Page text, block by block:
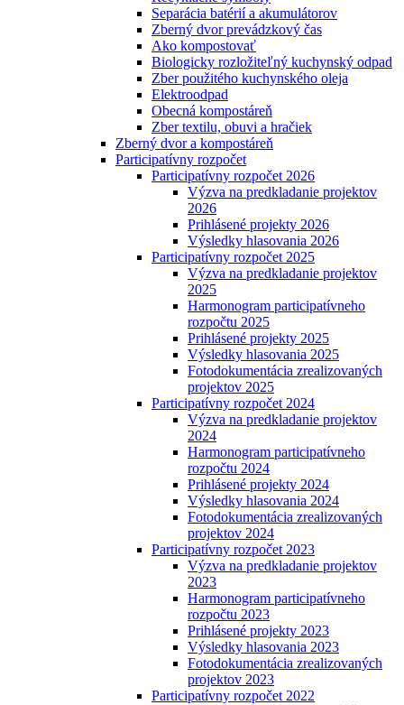
Separácia batérií a akumulátorov
Zberný dvor prevádzkový čas
Ako kompostovať
Biologicky rozložiteľný kuchynský odpad
Zber použitého kuchynského oleja
Elektroodpad
Obecná kompostáreň
Zber textilu, obuvi a hračiek
Zberný dvor a kompostáreň
Participatívny rozpočet
Participatívny rozpočet 2026
Výzva na predkladanie projektov
2026
Prihlásené projekty 2026
Výsledky hlasovania 2026
Participatívny rozpočet 2025
Výzva na predkladanie projektov
2025
Harmonogram participatívneho
rozpočtu 2025
Prihlásené projekty 2025
Výsledky hlasovania 2025
Fotodokumentácia zrealizovaných
projektov 2025
Participatívny rozpočet 2024
Výzva na predkladanie projektov
2024
Harmonogram participatívneho
rozpočtu 2024
Prihlásené projekty 2024
Výsledky hlasovania 2024
Fotodokumentácia zrealizovaných
projektov 2024
Participatívny rozpočet 2023
Výzva na predkladanie projektov
2023
Harmonogram participatívneho
rozpočtu 2023
Prihlásené projekty 2023
Výsledky hlasovania 2023
Fotodokumentácia zrealizovaných
projektov 2023
Participatívny rozpočet 2022